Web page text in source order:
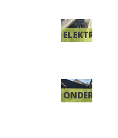
ELEKTRA
ONDERHOUD